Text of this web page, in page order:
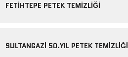
FETIHTEPE PETEK TEMIZLIĞI
SULTANGAZI 50.YIL PETEK TEMIZLIĞI